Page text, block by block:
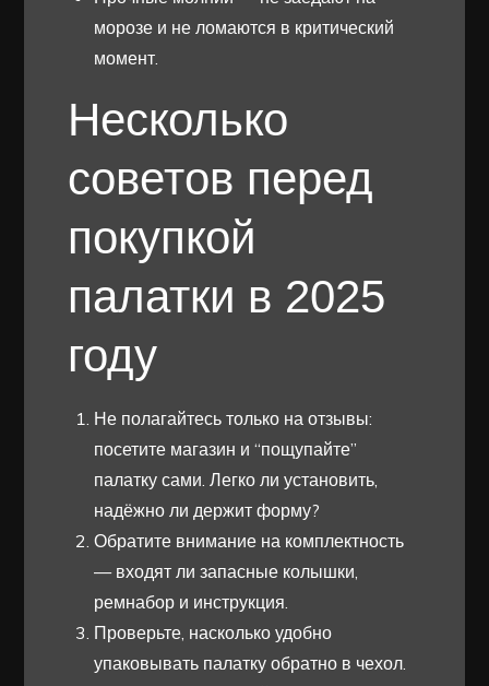
морозе и не ломаются в критический
момент.
Несколько
советов перед
покупкой
палатки в 2025
году
Не полагайтесь только на отзывы:
посетите магазин и “пощупайте”
палатку сами. Легко ли установить,
надёжно ли держит форму?
Обратите внимание на комплектность
— входят ли запасные колышки,
ремнабор и инструкция.
Проверьте, насколько удобно
упаковывать палатку обратно в чехол.